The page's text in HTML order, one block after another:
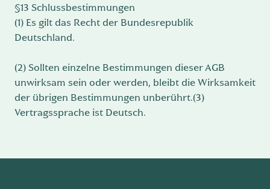
§13 Schlussbestimmungen
(1) Es gilt das Recht der Bundesrepublik
Deutschland.
(2) Sollten einzelne Bestimmungen dieser AGB
unwirksam sein oder werden, bleibt die Wirksamkeit
der übrigen Bestimmungen unberührt.(3)
Vertragssprache ist Deutsch.